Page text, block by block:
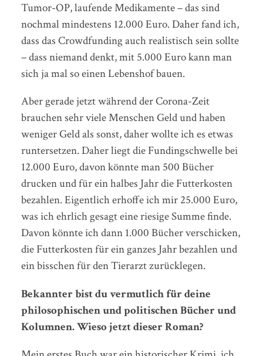
Tumor-OP, laufende Medikamente – das sind
nochmal mindestens 12.000 Euro. Daher fand ich,
dass das Crowdfunding auch realistisch sein sollte
– dass niemand denkt, mit 5.000 Euro kann man
sich ja mal so einen Lebenshof bauen.
Aber gerade jetzt während der Corona-Zeit
brauchen sehr viele Menschen Geld und haben
weniger Geld als sonst, daher wollte ich es etwas
runtersetzen. Daher liegt die Fundingschwelle bei
12.000 Euro, davon könnte man 500 Bücher
drucken und für ein halbes Jahr die Futterkosten
bezahlen. Eigentlich erhoffe ich mir 25.000 Euro,
was ich ehrlich gesagt eine riesige Summe finde.
Davon könnte ich dann 1.000 Bücher verschicken,
die Futterkosten für ein ganzes Jahr bezahlen und
ein bisschen für den Tierarzt zurücklegen.
Bekannter bist du vermutlich für deine
philosophischen und politischen Bücher und
Kolumnen. Wieso jetzt dieser Roman?